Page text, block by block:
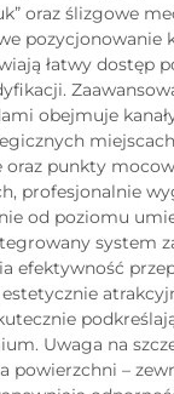
oraz ślizgowe
pozycjonowanie
łatwy dostęp
obejmuje
punkty
profesjonalnie
od poziomu
system
efektywność
Uwaga na
powierzchni –